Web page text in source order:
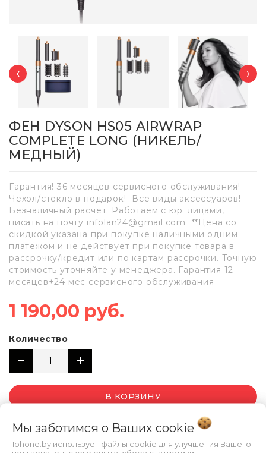
‹ ›
ФЕН DYSON HS05 AIRWRAP
COMPLETE LONG (НИКЕЛЬ/
МЕДНЫЙ)
Гарантия! 36 месяцев сервисного обслуживания!
Чехол/стекло в подарок! Все виды аксессуаров!
Безналичный расчёт. Работаем с юр. лицами,
писать на почту infolan24@gmail.com **Цена со
скидкой указана при покупке наличными одним
платежом и не действует при покупке товара в
рассрочку/кредит или по картам рассрочки. Точную
стоимость уточняйте у менеджера. Гарантия 12
месяцев+24 мес сервисного обслуживания
1 190,00 руб.
Количество
В КОРЗИНУ
Мы заботимся о Ваших cookie
1phone.by использует файлы cookie для улучшения Вашего